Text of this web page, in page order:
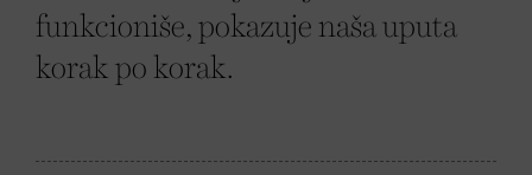
funkcioniše, pokazuje naša uputa
korak po korak.